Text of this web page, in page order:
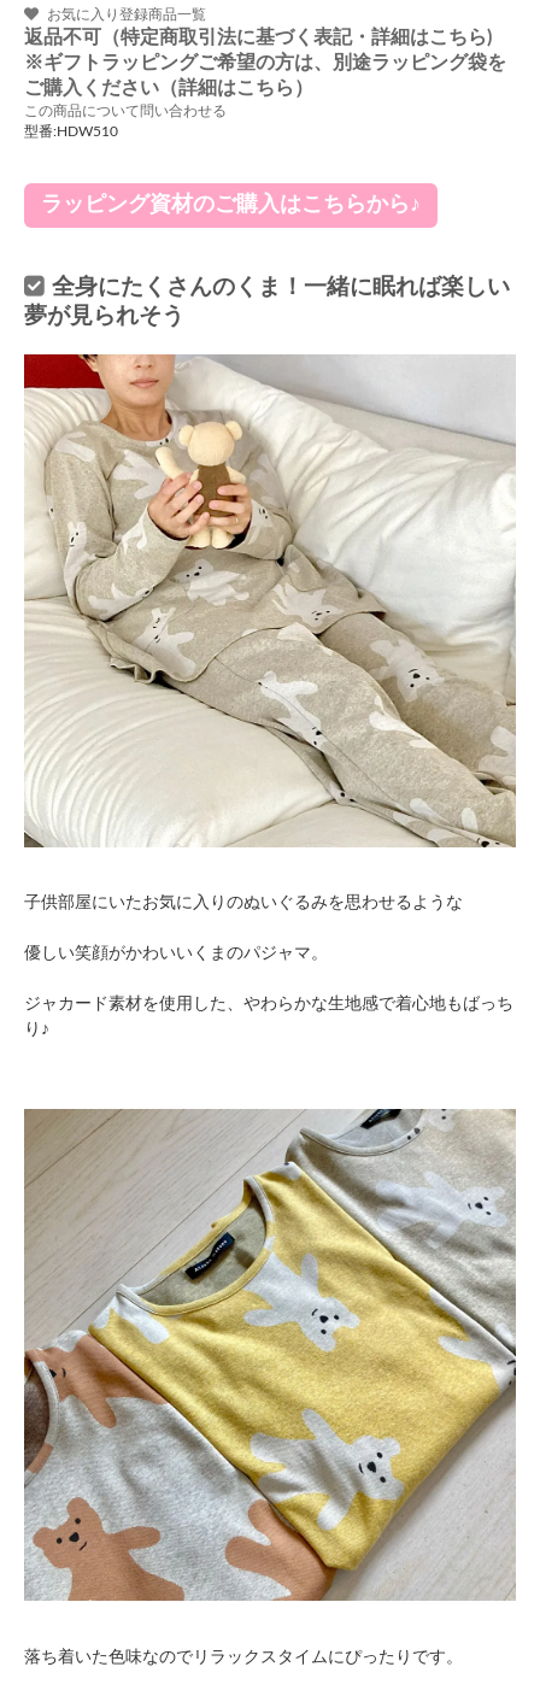
お気に入り登録商品一覧
返品不可（特定商取引法に基づく表記・詳細はこちら)
※ギフトラッピングご希望の方は、別途ラッピング袋を
ご購入ください（詳細はこちら）
この商品について問い合わせる
型番:HDW510
ラッピング資材のご購入はこちらから♪
全身にたくさんのくま！一緒に眠れば楽しい
夢が見られそう
子供部屋にいたお気に入りのぬいぐるみを思わせるような
優しい笑顔がかわいいくまのパジャマ。
ジャカード素材を使用した、やわらかな生地感で着心地もばっち
り♪
落ち着いた色味なのでリラックスタイムにぴったりです。